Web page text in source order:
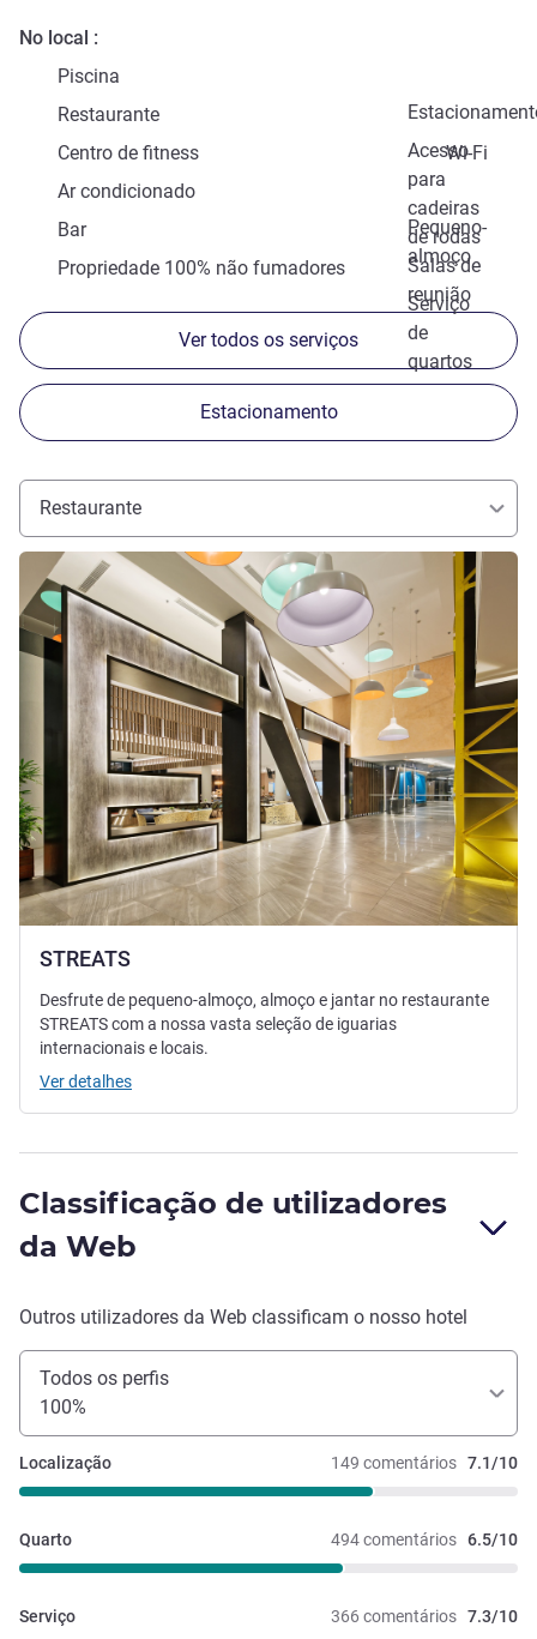
No local
Piscina
Restaurante
Acesso
para
cadeiras
de rodas
Centro de fitness
Wi-Fi
Ar condicionado
Pequeno-
almoço
Bar
Salas de
reunião
Propriedade 100% não fumadores
Serviço
de
quartos
Ver todos os serviços
Estacionamento
Restaurante
STREATS
Ver detalhes
Desfrute de pequeno-almoço, almoço e jantar no restaurante
STREATS com a nossa vasta seleção de iguarias
internacionais e locais.
Ver detalhes
Classificação de utilizadores
da Web
Outros utilizadores da Web classificam o nosso hotel
Todos os perfis
100%
149 comentários 7.1/10
Localização
494 comentários 6.5/10
Quarto
366 comentários 7.3/10
Serviço